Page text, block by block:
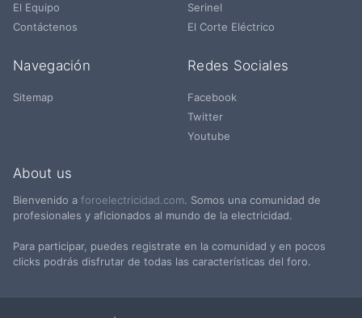
El Equipo
Contáctenos
Serinel
El Corte Eléctrico
Navegación
Sitemap
Redes Sociales
Facebook
Twitter
Youtube
About us
Bienvenido a foroelectricidad.com. Somos una comunidad de
profesionales y aficionados al mundo de la electricidad.
Para participar, puedes registrate en la comunidad y en pocos
clicks podrás disfrutar de todas las características del foro.